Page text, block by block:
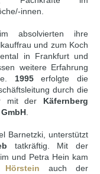
innen.
absolvierten ihre
und zum Koch
in Frankfurt und
weitere Erfahrung
1995erfolgte die
durch die
mit der Käfernberg
Barnetzki, unterstützt
tatkräftig. Mit der
und Petra Hein kam
auch der